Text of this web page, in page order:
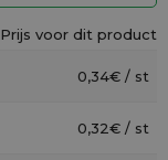
Prijs voor dit product
0,34€ / st
0,32€ / st